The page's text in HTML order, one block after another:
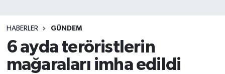
HABERLER GÜNDEM
6 ayda teröristlerin
mağaraları imha edildi
Teknoloji
TRABZON